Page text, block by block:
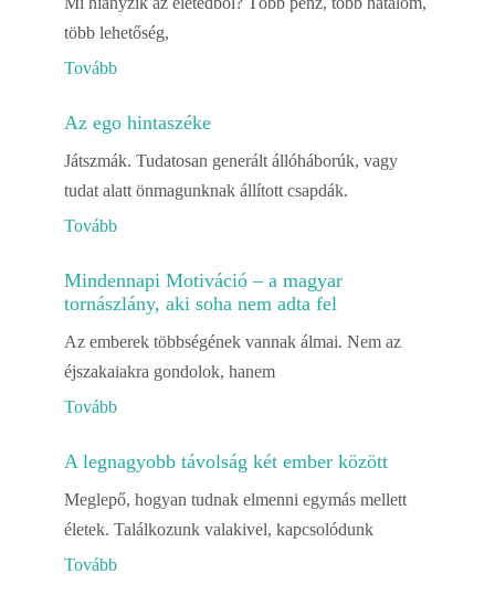
több lehetőség,
Tovább
Az ego hintaszéke
Játszmák. Tudatosan generált állóháborúk, vagy
tudat alatt önmagunknak állított csapdák.
Tovább
Mindennapi Motiváció – a magyar
tornászlány, aki soha nem adta fel
Az emberek többségének vannak álmai. Nem az
éjszakaiakra gondolok, hanem
Tovább
A legnagyobb távolság két ember között
Meglepő, hogyan tudnak elmenni egymás mellett
életek. Találkozunk valakivel, kapcsolódunk
Tovább